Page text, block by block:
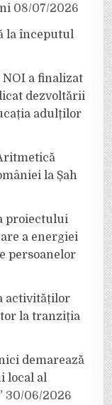
08/07/2026
la începutul
NOI a finalizat
dezvoltării
adulților
la Șah
proiectului
a energiei
persoanelor
activităților
la tranziția
demarează
local al
30/06/2026